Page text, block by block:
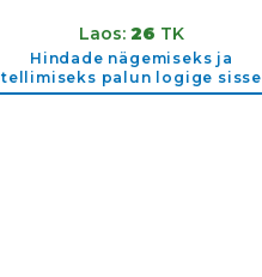
Laos: 26 TK
Hindade nägemiseks ja
tellimiseks palun logige sisse